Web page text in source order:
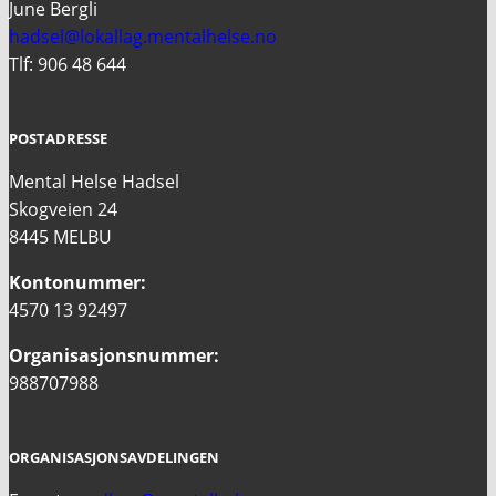
June Bergli
hadsel@lokallag.mentalhelse.no
Tlf: 906 48 644
POSTADRESSE
Mental Helse Hadsel
Skogveien 24
8445 MELBU
Kontonummer:
4570 13 92497
Organisasjonsnummer:
988707988
ORGANISASJONSAVDELINGEN